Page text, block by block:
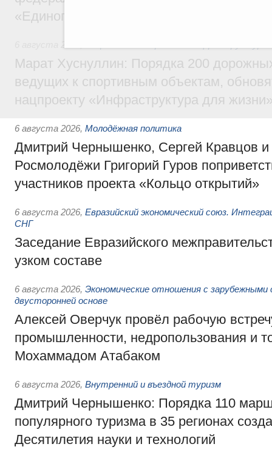
«Единого заказчика»
Марат Хуснуллин: Порядка 200
ведущих к спортивным объектам,
нацпроекту «Инфраструктура для
6 августа 2026, Молодёжная политика
Дмитрий Чернышенко, Сергей Кравцов и
Росмолодёжи Григорий Гуров
участников проекта «Кольцо открытий»
6 августа 2026, Евразийский экономический союз.
СНГ
Заседание Евразийского
узком составе
6 августа 2026, Экономические отношения с
двусторонней основе
Алексей Оверчук провёл рабочую
промышленности, недропользования и
Мохаммадом Атабаком
6 августа 2026, Внутренний и въездной туризм
Дмитрий Чернышенко: Порядка 110
популярного туризма в 35 регионах
Десятилетия науки и технологий